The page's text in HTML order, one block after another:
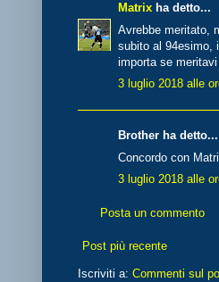
Matrix ha detto...
Avrebbe meritato,
subito al 94esimo,
importa se meritavi
3 luglio 2018 alle
Brother ha detto...
Concordo con
3 luglio 2018 alle
Posta un commento
Post più recente
Iscriviti a: Commenti sul